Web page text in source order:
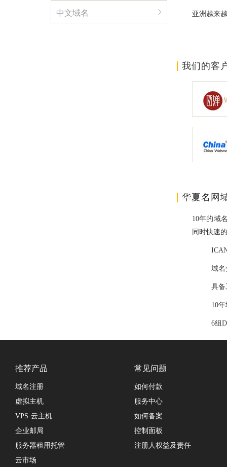
中文域名 亚洲越来
我们的客
华夏名网
10年的域
同时快速
域名
具备
10
6组
推荐产品
域名注册
虚拟主机
VPS·云主机
企业邮局
服务器租用托管
云市场
常见问题
如何付款
服务中心
如何备案
控制面板
注册人权益及责任